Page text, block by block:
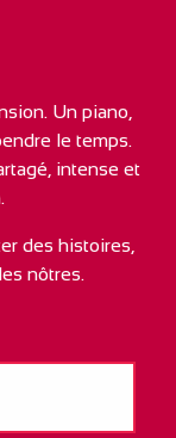
Un piano,
le temps.
intense et
des histoires,
nôtres.